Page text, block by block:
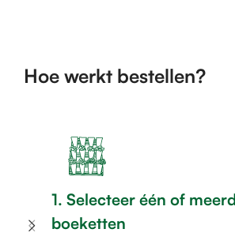
Hoe werkt bestellen?
1. Selecteer één of
boeketten